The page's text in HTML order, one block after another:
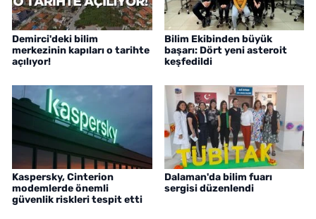
Demirci'deki bilim
merkezinin kapıları o tarihte
açılıyor!
Bilim Ekibinden büyük
başarı: Dört yeni asteroit
keşfedildi
Kaspersky, Cinterion
modemlerde önemli
güvenlik riskleri tespit etti
Dalaman'da bilim fuarı
sergisi düzenlendi